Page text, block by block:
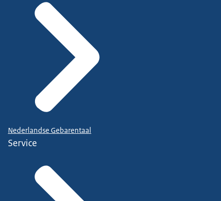
Nederlandse Gebarentaal
Service